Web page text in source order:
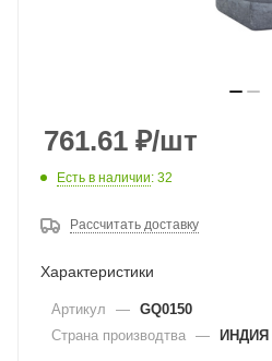
761.61 ₽/шт
Есть в наличии: 32
Рассчитать доставку
Характеристики
Артикул — GQ0150
Страна производтва — ИНДИЯ